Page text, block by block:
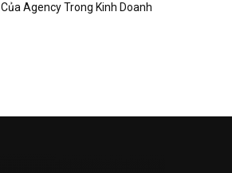
Của Agency Trong Kinh Doanh